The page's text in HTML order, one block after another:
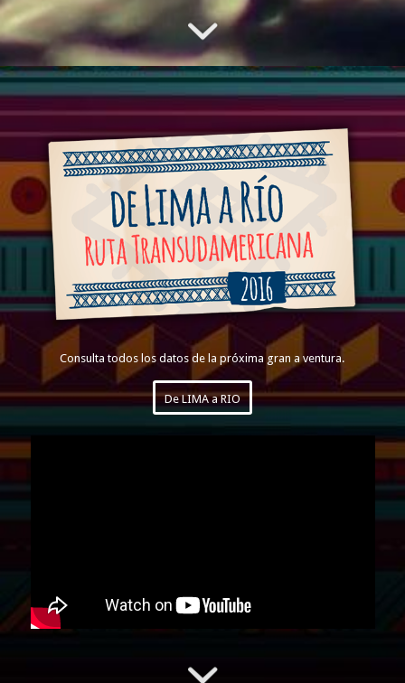
Consulta todos los datos de la próxima gran a ventura.
De LIMA a RIO